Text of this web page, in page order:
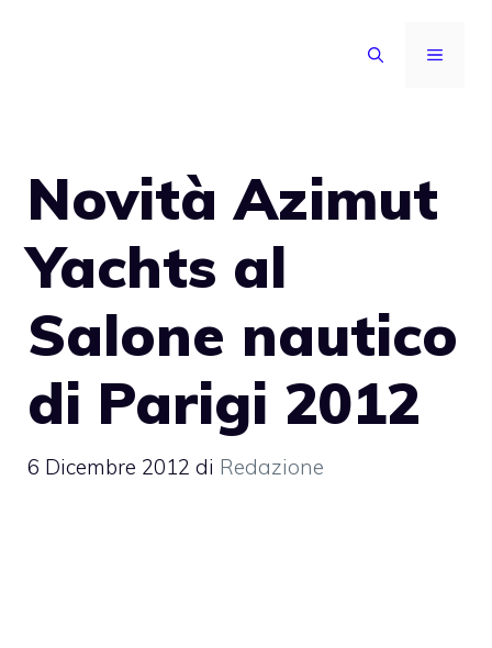
MENU
Novità Azimut
Yachts al
Salone nautico
di Parigi 2012
6 Dicembre 2012 di Redazione